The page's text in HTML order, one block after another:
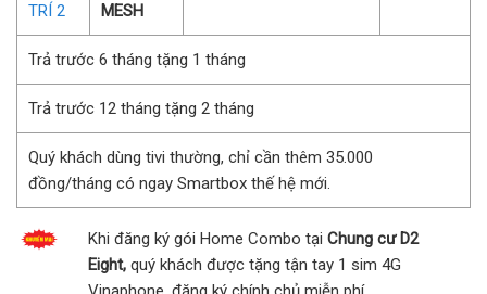
TRÍ 2
MESH
Trả trước 6 tháng tặng 1 tháng
Trả trước 12 tháng tặng 2 tháng
Quý khách dùng tivi thường, chỉ cần thêm 35.000
đồng/tháng có ngay Smartbox thế hệ mới.
Khi đăng ký gói Home Combo tại Chung cư D2
Eight, quý khách được tặng tận tay 1 sim 4G